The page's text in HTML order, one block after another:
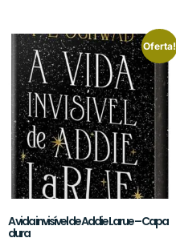
Oferta!
A vida invisível de Addie Larue – Capa
dura